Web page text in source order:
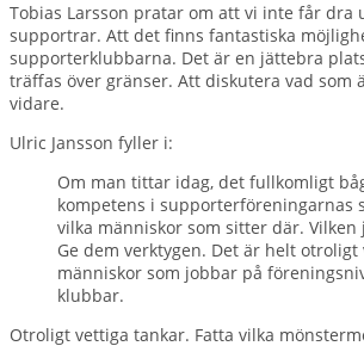
Tobias Larsson pratar om att vi inte får dra
supportrar. Att det finns fantastiska
supporterklubbarna. Det är en jättebra
träffas över gränser. Att diskutera vad som
vidare.
Ulric Jansson fyller i:
Om man tittar idag, det fullkomligt
kompetens i supporterföreningarnas
vilka människor som sitter där. Vilken
Ge dem verktygen. Det är helt otroligt
människor som jobbar på
klubbar.
Otroligt vettiga tankar. Fatta vilka